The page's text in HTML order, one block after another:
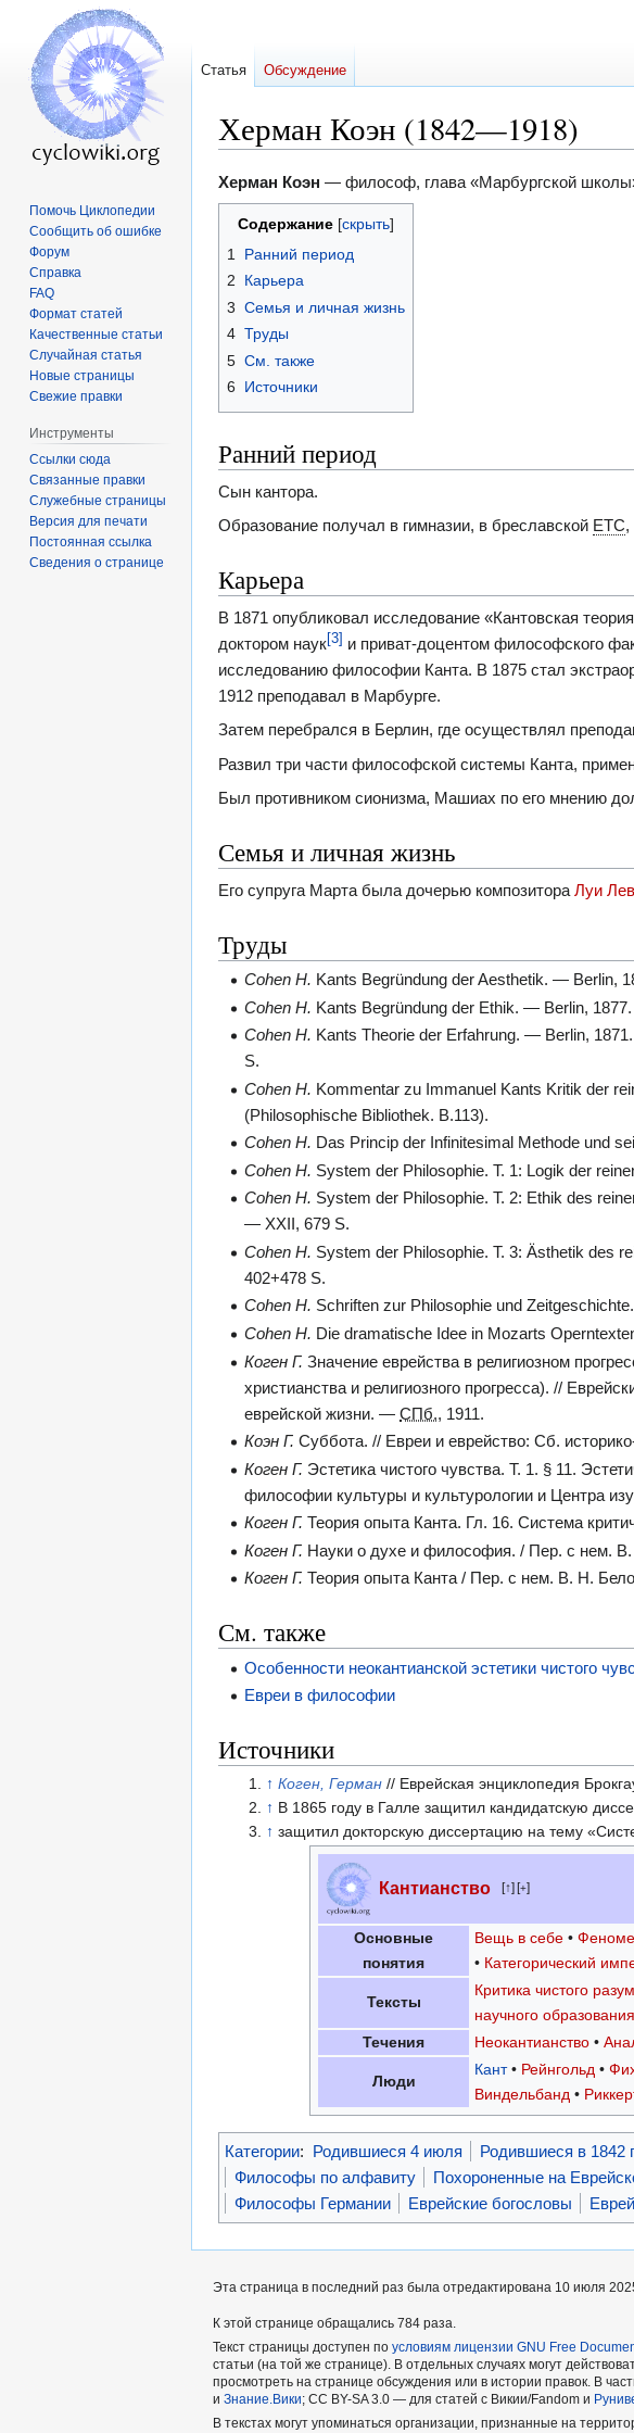
Херман Коэн (1842—1918)
Перейти
к
навигации
Перейти
к
поиску
Херман Коэн — философ, глава «Марбургской
Содержание
1
Ранний период
2
Карьера
3 Семья и личная жизнь
4 Труды
5 См. также
6
Источники
Ранний период
Сын кантора.
Образование получал в гимназии, в бреславской ЕТС,
Карьера
В 1871 опубликовал исследование «Кантовская
доктором наук[3] и приват-доцентом философского
исследованию философии Канта. В 1875 стал
1912 преподавал в Марбурге.
Затем перебрался в Берлин, где осуществлял
Развил три части философской системы Канта,
Был противником сионизма, Машиах по его мнению
Семья и личная жизнь
Его супруга Марта была дочерью композитора Луи
Труды
Cohen H. Kants Begründung der Aesthetik. — Berlin,
Cohen H. Kants Begründung der Ethik. — Berlin,
Cohen H. Kants Theorie der Erfahrung. — Berlin,
S.
Cohen H. Kommentar zu Immanuel Kants Kritik der
(Philosophische Bibliothek. B.113).
Cohen H. Das Princip der Infinitesimal Methode und
Cohen H. System der Philosophie. T. 1: Logik der
Cohen H. System der Philosophie. T. 2: Ethik des
— XXII, 679 S.
Cohen H. System der Philosophie. T. 3: Ästhetik des
402+478 S.
Cohen H. Schriften zur Philosophie und
Cohen H. Die dramatische Idee in Mozarts
Коген Г. Значение еврейства в религиозном
христианства и религиозного прогресса). //
еврейской жизни. —СПб., 1911.
Коэн Г. Суббота. // Евреи и еврейство: Сб.
Коген Г. Эстетика чистого чувства. Т. 1. § 11.
философии культуры и культурологии и Центра
Коген Г. Теория опыта Канта. Гл. 16. Система
Коген Г. Науки о духе и философия. / Пер. с нем.
Коген Г. Теория опыта Канта / Пер. с нем. В. Н.
См. также
Особенности неокантианской эстетики чистого
Евреи в философии
Источники
↑ Коген, Герман// Еврейская энциклопедия
↑ В 1865 году в Галле защитил кандидатскую
↑ защитил докторскую диссертацию на тему
Кантианство ↑ [+]
Основные
понятия
Вещь в себе •
• Категорический
Тексты
Критика чистого
научного
Течения
Неокантианство •
Люди
Кант• Рейнгольд •
Виндельбанд •
Категории: Родившиеся 4 июля Родившиеся в 1842
Философы по алфавиту
Похороненные на
Философы Германии
Еврейские богословы
Статья Обсуждение
Помочь Циклопедии
Сообщить об ошибке
Форум
Справка
FAQ
Формат статей
Качественные статьи
Случайная статья
Новые страницы
Свежие правки
Инструменты
Ссылки сюда
Связанные правки
Служебные страницы
Версия для печати
Постоянная ссылка
Сведения о странице
Эта страница в последний раз была отредактирована 10 июля
К этой странице обращались 784 раза.
Текст страницы доступен по условиям лицензии GNU Free
статьи (на той же странице). В отдельных случаях могут
просмотреть на странице обсуждения или в истории правок. В
и Знание.Вики; CC BY-SA 3.0 — для статей с Викии/Fandom и
В текстах могут упоминаться организации, признанные на